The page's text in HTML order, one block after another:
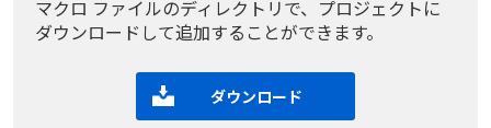
マクロ ファイルのディレクトリで、プロジェクトに
ダウンロードして追加することができます。
ダウンロード